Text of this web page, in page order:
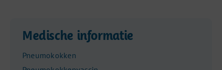
Medische informatie
Pneumokokken